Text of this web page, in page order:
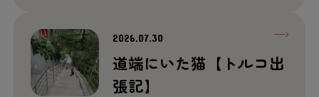
2026.07.30
道端にいた猫【トルコ出
張記】